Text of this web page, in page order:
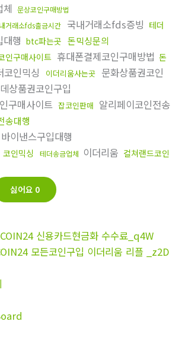
체 문상코인구매방법
거래소fds출금시간 국내거래소fds증빙 테더
행 btc파는곳 돈믹싱문의
인구매사이트 휴대폰결제코인구매방법 돈
코인믹싱 이더리움사는곳 문화상품권코인
상품권코인구입
구매사이트 잡코인판매 알리페이코인전송
송대행
바이낸스구입대행
코인믹싱 테더송금업체 이더리움 컬쳐랜드코인
싫어요 0
신용카드현금화 수수료_q4W
모든코인구입 이더리움 리플 _z2D